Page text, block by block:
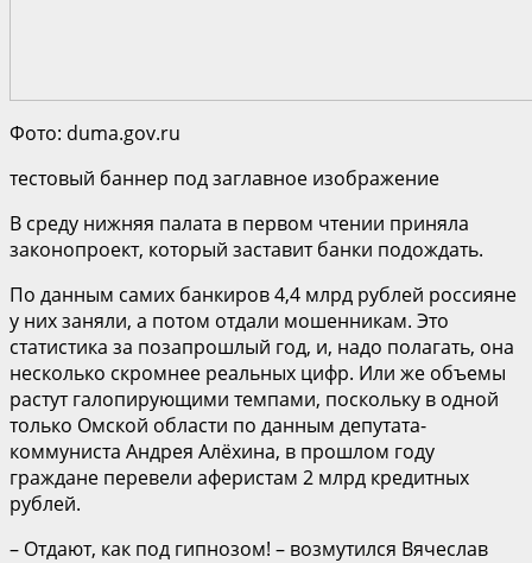
Фото: duma.gov.ru
тестовый баннер под заглавное изображение
В среду нижняя палата в первом чтении приняла
законопроект, который заставит банки подождать.
По данным самих банкиров 4,4 млрд рублей россияне
у них заняли, а потом отдали мошенникам. Это
статистика за позапрошлый год, и, надо полагать, она
несколько скромнее реальных цифр. Или же объемы
растут галопирующими темпами, поскольку в одной
только Омской области по данным депутата-
коммуниста Андрея Алёхина, в прошлом году
граждане перевели аферистам 2 млрд кредитных
рублей.
– Отдают, как под гипнозом! – возмутился Вячеслав